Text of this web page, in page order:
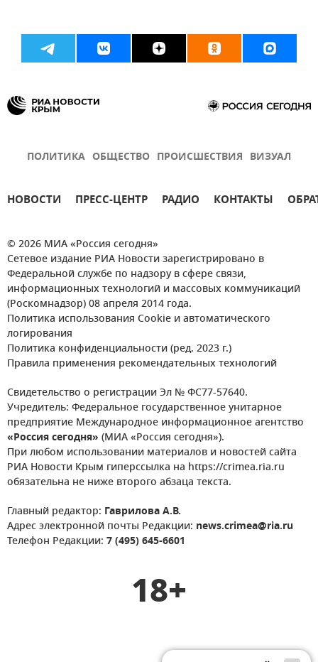
ПОЛИТИКА ОБЩЕСТВО ПРОИСШЕСТВИЯ ВИЗУАЛ
НОВОСТИ ПРЕСС-ЦЕНТР РАДИО КОНТАКТЫ
© 2026 МИА «Россия сегодня»
Сетевое издание РИА Новости зарегистрировано в
Федеральной службе по надзору в сфере связи,
информационных технологий и массовых коммуникаций
(Роскомнадзор) 08 апреля 2014 года.
Политика использования Cookie и автоматического
логирования
Политика конфиденциальности (ред. 2023 г.)
Правила применения рекомендательных технологий
Свидетельство о регистрации Эл № ФС77-57640.
Учредитель: Федеральное государственное унитарное
предприятие Международное информационное агентство
«Россия сегодня» (МИА «Россия сегодня»).
При любом использовании материалов и новостей сайта
РИА Новости Крым гиперссылка на https://crimea.ria.ru
обязательна не ниже второго абзаца текста.
Главный редактор: Гаврилова А.В.
Адрес электронной почты Редакции: news.crimea@ria.ru
Телефон Редакции: 7 (495) 645-6601
18+